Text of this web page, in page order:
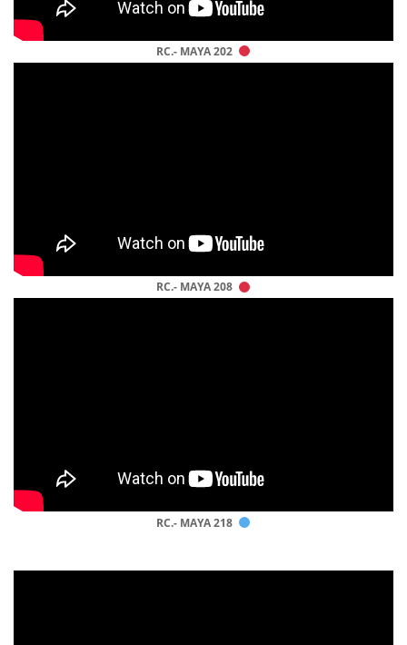
RC.- MAYA 202
RC.- MAYA 208
RC.- MAYA 218